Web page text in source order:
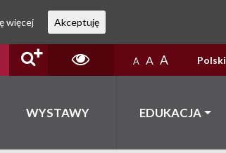
A A A Polski
WYSTAWY EDUKACJA
więcej Akceptuję